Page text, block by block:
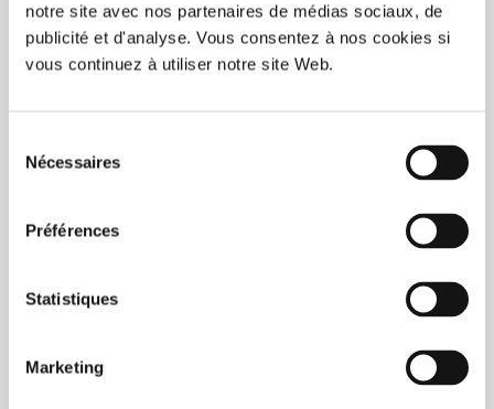
notre site avec nos partenaires de médias sociaux, de
publicité et d'analyse. Vous consentez à nos cookies si
vous continuez à utiliser notre site Web.
Nécessaires
Préférences
Statistiques
Marketing
Eco12 Vierge (4oz) 300/boite LAVAGE INCLUS